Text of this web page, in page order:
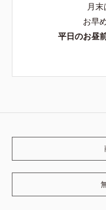
月
お早
平日のお昼